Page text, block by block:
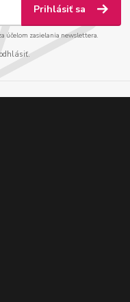
Prihlásiť sa
účelom zasielania newslettera.